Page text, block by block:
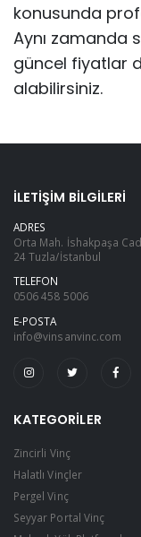
konusunda
Aynı zamanda
güncel fiyatlar
alabilirsiniz.
İLETIŞIM BILGILERI
ADRES
Orta Mah. İshakpaşa
24 Tuzla/İstanbul
TELEFON
0506 458 5006
E-POSTA
info@vinsanvinc.com
KATEGORILER
Zincirli Vinç
Halatlı Vinçler
Pergel Vinç
Seyyar Portal Vinç